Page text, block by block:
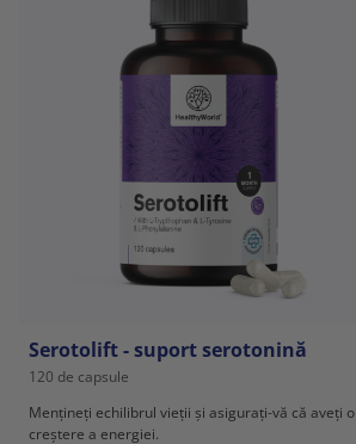
Serotolift - suport serotonină
120 de capsule
Mențineți echilibrul vieții și asigurați-vă că aveți o
creștere a energiei.